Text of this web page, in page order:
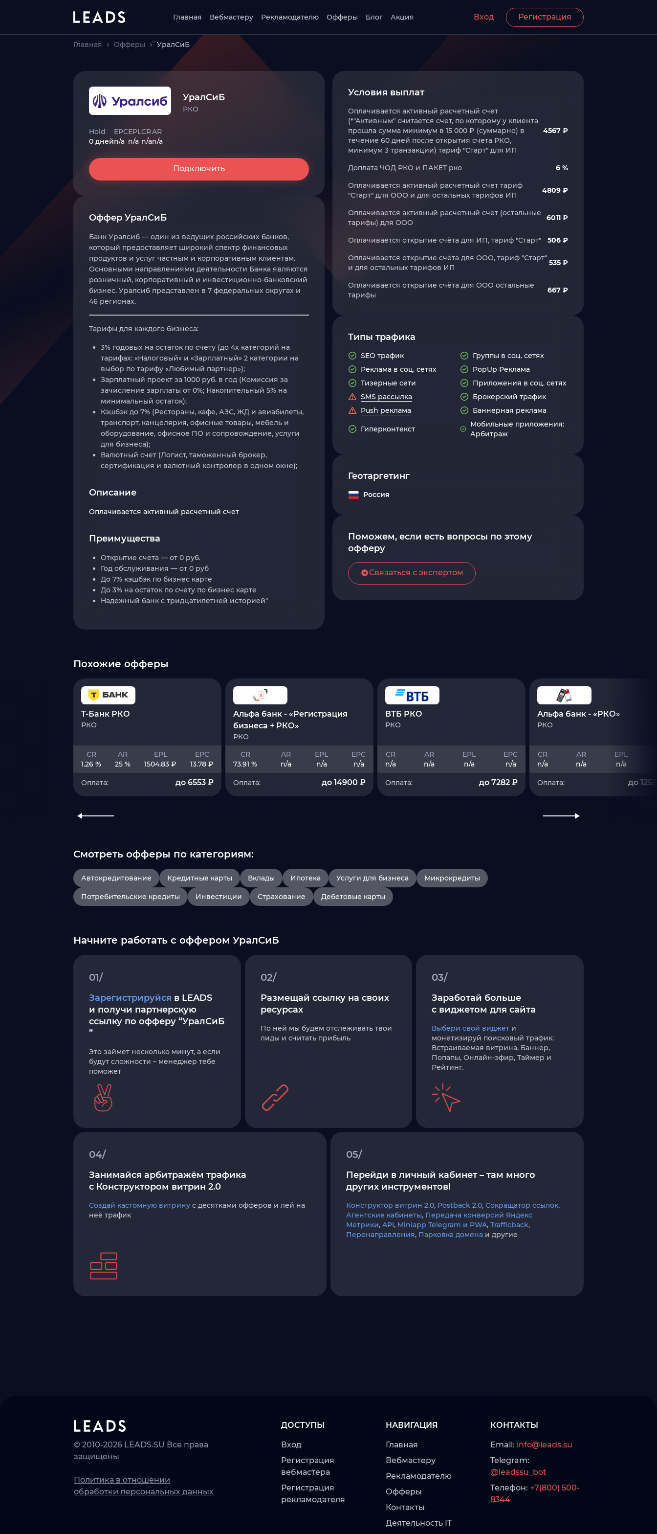
Регистрация
Вход
Главная Вебмастеру Рекламодателю Офферы Блог Акция
Главная Офферы УралСиБ
УралСиБ
РКО
Hold
0 дней
EPC
n/a
EPL
n/a
CR
n/a
AR
n/a
Подключить
Оффер УралСиБ
Банк Уралсиб — один из ведущих российских банков,
который предоставляет широкий спектр финансовых
продуктов и услуг частным и корпоративным клиентам.
Основными направлениями деятельности Банка являются
розничный, корпоративный и инвестиционно-банковский
бизнес. Уралсиб представлен в 7 федеральных округах и
46 регионах.
Тарифы для каждого бизнеса:
3% годовых на остаток по счету (до 4х категорий на
тарифах: «Налоговый» и «Зарплатный» 2 категории на
выбор по тарифу «Любимый партнер»);
Зарплатный проект за 1000 руб. в год (Комиссия за
зачисление зарплаты от 0%; Накопительный 5% на
минимальный остаток);
Кэшбэк до 7% (Рестораны, кафе, АЗС, ЖД и авиабилеты,
транспорт, канцелярия, офисные товары, мебель и
оборудование, офисное ПО и сопровождение, услуги
для бизнеса);
Валютный счет (Логист, таможенный брокер,
сертификация и валютный контролер в одном окне);
Описание
Оплачивается активный расчетный счет
Преимущества
Открытие счета — от 0 руб.
Год обслуживания — от 0 руб
До 7% кэшбэк по бизнес карте
До 3% на остаток по счету по бизнес карте
Надежный банк с тридцатилетней историей"
Условия выплат
Оплачивается активный расчетный счет
(*"Активным" считается счет, по которому у клиента
прошла сумма минимум в 15 000 ₽ (суммарно) в
течение 60 дней после открытия счета РКО,
минимум 3 транзакции) тариф "Старт" для ИП
4567 ₽
Доплата ЧОД РКО и ПАКЕТ рко
6 %
Оплачивается активный расчетный счет тариф
"Старт" для ООО и для остальных тарифов ИП
4809 ₽
Оплачивается активный расчетный счет (остальные
тарифы) для ООО
6011 ₽
Оплачивается открытие счёта для ИП, тариф "Старт"
506 ₽
Оплачивается открытие счёта для ООО, тариф "Старт"
и для остальных тарифов ИП
535 ₽
Оплачивается открытие счёта для ООО остальные
тарифы
667 ₽
Типы трафика
SEO трафик
Группы в соц. сетях
Реклама в соц. сетях
PopUp Реклама
Тизерные сети
Приложения в соц. сетях
SMS рассылка
Брокерский трафик
Push реклама
Баннерная реклама
Гиперконтекст
Мобильные приложения:
Арбитраж
Геотаргетинг
Россия
Поможем, если есть вопросы по этому
офферу
Связаться с экспертом
Похожие офферы
Т-Банк РКО
РКО
CR
1.26 %
AR
25 %
EPL
1504.83 ₽
EPC
13.78 ₽
Оплата: до 6553 ₽
Альфа банк - «Регистрация
бизнеса + РКО»
РКО
CR
73.91 %
AR
n/a
EPL
n/a
EPC
n/a
Оплата: до 14900 ₽
ВТБ РКО
РКО
CR
n/a
AR
n/a
EPL
n/a
EPC
n/a
Оплата: до 7282 ₽
Альфа банк - «РКО»
РКО
CR
n/a
AR
n/a
EPL
n/a
Оплата: до
Смотреть офферы по категориям:
Автокредитование Кредитные карты Вклады Ипотека Услуги для бизнеса Микрокредиты
Потребительские кредиты Инвестиции Страхование Дебетовые карты
Начните работать с оффером УралСиБ
01/
Зарегистрируйся в LEADS
и получи партнерскую
ссылку по офферу “УралСиБ
”
Это займет несколько минут, а если
будут сложности – менеджер тебе
поможет
02/
Размещай ссылку на своих
ресурсах
По ней мы будем отслеживать твои
лиды и считать прибыль
03/
Заработай больше
с виджетом для сайта
Выбери свой виджет и
монетизируй поисковый трафик:
Встраиваемая витрина, Баннер,
Попапы, Онлайн-эфир, Таймер и
Рейтинг.
04/
Занимайся арбитражём трафика
с Конструктором витрин 2.0
Создай кастомную витрину с десятками офферов и лей на
неё трафик
05/
Перейди в личный кабинет – там много
других инструментов!
Конструктор витрин 2.0, Postback 2.0, Сокращатор ссылок,
Агентские кабинеты, Передача конверсий Яндекс
Метрики, API, Miniapp Telegram и PWA, Trafficback,
Перенаправления, Парковка домена и другие
ДОСТУПЫ
Вход
Регистрация
вебмастера
Регистрация
рекламодателя
НАВИГАЦИЯ
Главная
Вебмастеру
Рекламодателю
Офферы
Контакты
Деятельность IT
КОНТАКТЫ
Email: info@leads.su
Telegram:
@leadssu_bot
Телефон: +7(800) 500-
8344
© 2010-2026 LEADS.SU Все права
защищены
Политика в отношении
обработки персональных данных